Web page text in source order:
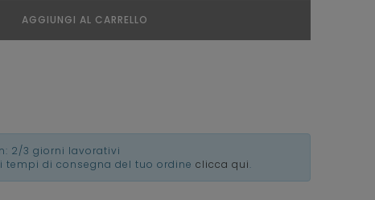
AGGIUNGI AL CARRELLO
2/3 giorni lavorativi
tempi di consegna del tuo ordine clicca qui.